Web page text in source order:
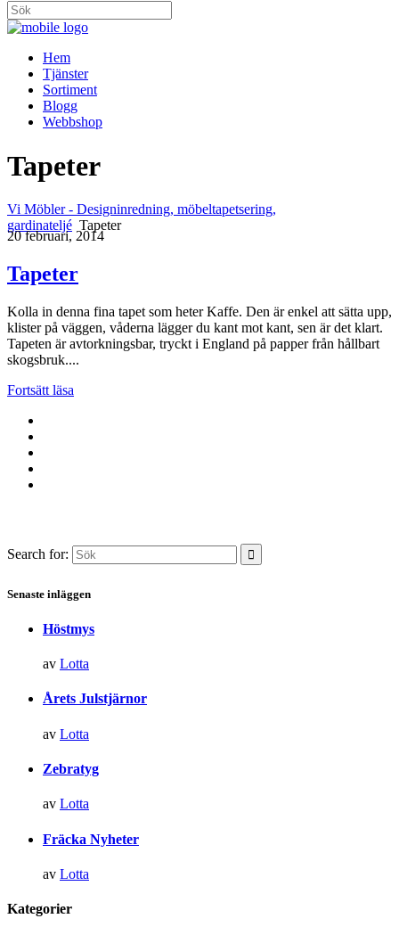
Hem
Tjänster
Sortiment
Blogg
Webbshop
Tapeter
Vi Möbler - Designinredning, möbeltapetsering,
gardinateljé Tapeter
20 februari, 2014
Tapeter
Kolla in denna fina tapet som heter Kaffe. Den är enkel att sätta upp,
klister på väggen, våderna lägger du kant mot kant, sen är det klart.
Tapeten är avtorkningsbar, tryckt i England på papper från hållbart
skogsbruk....
Fortsätt läsa
Search for:
Senaste inläggen
Höstmys
av Lotta
Årets Julstjärnor
av Lotta
Zebratyg
av Lotta
Fräcka Nyheter
av Lotta
Kategorier